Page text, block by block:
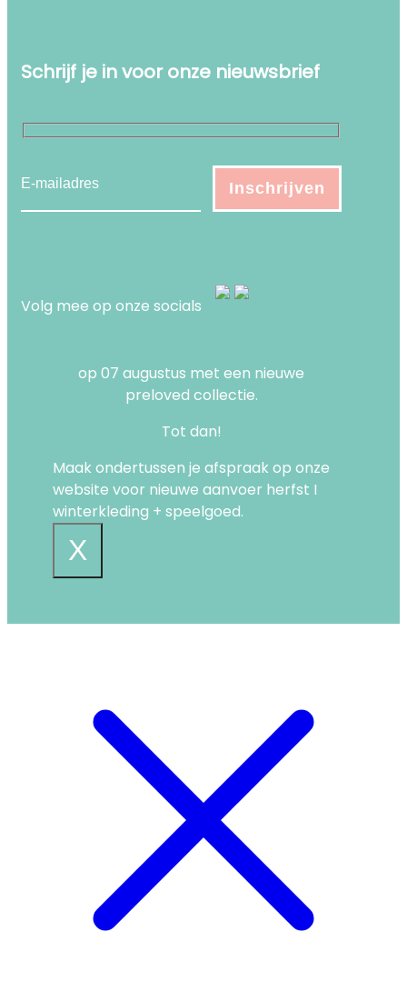
Schrijf je in voor onze nieuwsbrief
Volg mee op onze socials
op 07 augustus met een nieuwe
preloved collectie.
Tot dan!
Maak ondertussen je afspraak op onze
website voor nieuwe aanvoer herfst I
winterkleding + speelgoed.
X